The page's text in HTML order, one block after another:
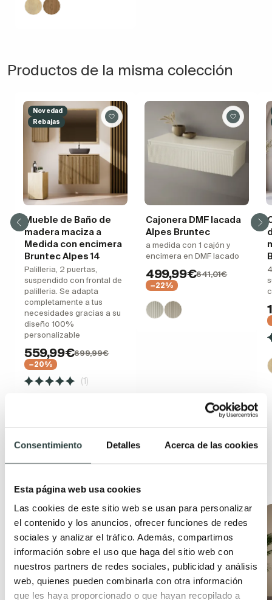
Consentimiento Detalles Acerca de las cookies
Esta página web usa cookies
Las cookies de este sitio web se usan para personalizar
el contenido y los anuncios, ofrecer funciones de redes
sociales y analizar el tráfico. Además, compartimos
información sobre el uso que haga del sitio web con
nuestros partners de redes sociales, publicidad y análisis
web, quienes pueden combinarla con otra información
que les haya proporcionado o que hayan recopilado a
Productos de la misma colección
Novedad
Rebajas
Mueble de Baño de
madera maciza a
Medida con encimera
Bruntec Alpes 14
Palilleria, 2 puertas,
suspendido con frontal de
palilleria. Se adapta
completamente a tus
necesidades gracias a su
diseño 100%
personalizable
559,99€699,99€
−20%
(1)
Cajonera DMF lacada
Alpes Bruntec
a medida con 1 cajón y
encimera en DMF lacado
499,99€641,01€
−22%